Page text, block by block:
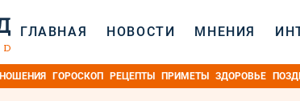
ГЛАВНАЯ НОВОСТИ МНЕНИЯ
ГОРОСКОП РЕЦЕПТЫ ПРИМЕТЫ ЗДОРОВЬЕ